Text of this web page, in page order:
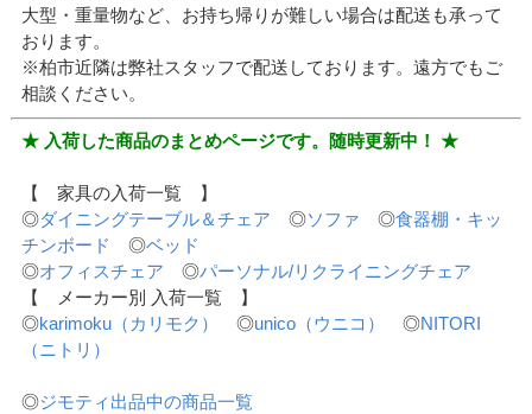
大型・重量物など、お持ち帰りが難しい場合は配送も承って
おります。
※柏市近隣は弊社スタッフで配送しております。遠方でもご
相談ください。
★ 入荷した商品のまとめページです。随時更新中！ ★
【 家具の入荷一覧 】
◎ダイニングテーブル＆チェア ◎ソファ ◎食器棚・キッ
チンボード
◎ベッド
◎オフィスチェア ◎パーソナル/リクライニングチェア
【 メーカー別 入荷一覧 】
◎karimoku（カリモク） ◎unico（ウニコ） ◎NITORI
（ニトリ）
◎ジモティ出品中の商品一覧